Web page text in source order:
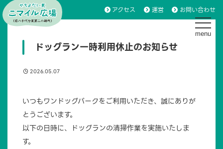
アクセス 運営 お問い合わせ
toggle
ドッグラン一時利用休止のお知らせ
2026.05.07
いつもワンドッグパークをご利用いただき、誠にありが
とうございます。
以下の日時に、ドッグランの清掃作業を実施いたしま
す。